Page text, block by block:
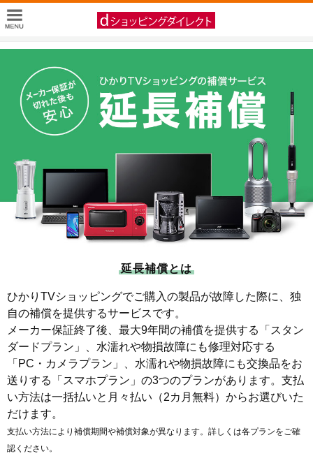
延長補償とは
ひかりTVショッピングでご購入の製品が故障した際に、独
自の補償を提供するサービスです。
メーカー保証終了後、最大9年間の補償を提供する「スタン
ダードプラン」、水濡れや物損故障にも修理対応する
「PC・カメラプラン」、水濡れや物損故障にも交換品をお
送りする「スマホプラン」の3つのプランがあります。支払
い方法は一括払いと月々払い（2カ月無料）からお選びいた
だけます。
支払い方法により補償期間や補償対象が異なります。詳しくは各プランをご確
認ください。